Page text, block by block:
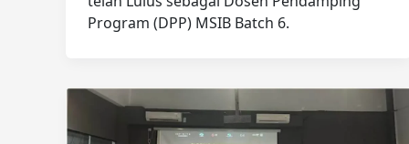
Program (DPP) MSIB Batch 6.